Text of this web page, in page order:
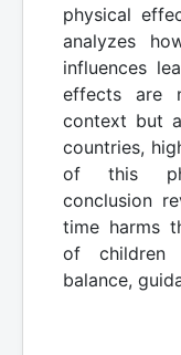
physical
analyzes
influences
effects are
context but
countries,
of this
conclusion
time harms
of children
balance,